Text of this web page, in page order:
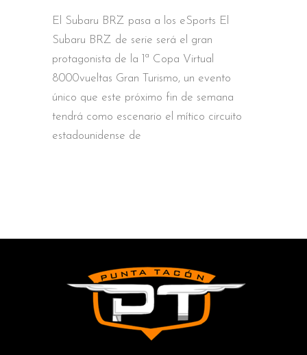
El Subaru BRZ pasa a los eSports El
Subaru BRZ de serie será el gran
protagonista de la 1ª Copa Virtual
8000vueltas Gran Turismo, un evento
único que este próximo fin de semana
tendrá como escenario el mítico circuito
estadounidense de